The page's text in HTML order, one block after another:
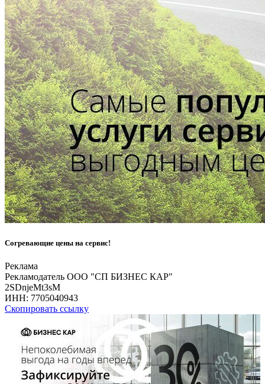
Согревающие цены на сервис!
Реклама
Рекламодатель ООО "СП БИЗНЕС КАР"
2SDnjeMt3sM
ИНН: 7705040943
Скопировать ссылку